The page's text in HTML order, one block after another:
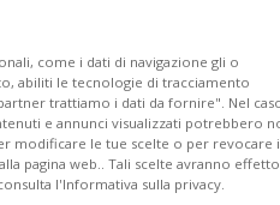
come i dati di navigazione gli o
abiliti le tecnologie di tracciamento
trattiamo i dati da fornire". Nel
e annunci visualizzati potrebbero
modificare le tue scelte o per revocare
pagina web.. Tali scelte avranno effetto
l'Informativa sulla privacy.